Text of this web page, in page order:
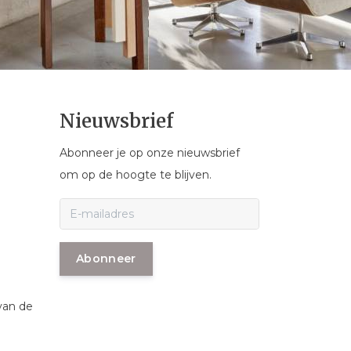
de
Nieuwsbrief
Abonneer je op onze nieuwsbrief
om op de hoogte te blijven.
Abonneer